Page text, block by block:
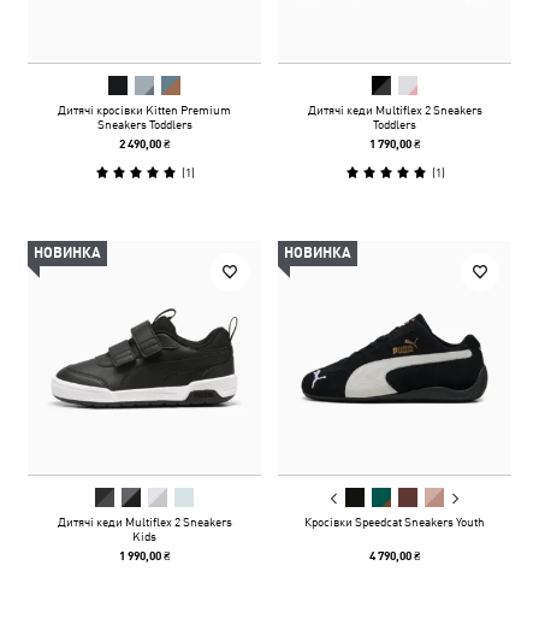
Дитячі кросівки Kitten Premium
Sneakers Toddlers
2 490,00 ₴
(1)
Дитячі кеди Multiflex 2 Sneakers
Toddlers
1 790,00 ₴
(1)
НОВИНКА
Дитячі кеди Multiflex 2 Sneakers
Kids
1 990,00 ₴
НОВИНКА
Кросівки Speedcat Sneakers Youth
4 790,00 ₴